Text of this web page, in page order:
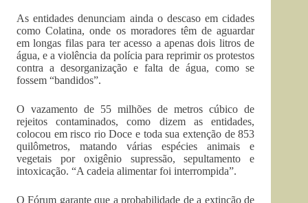
As entidades denunciam ainda o descaso em cidades
como Colatina, onde os moradores têm de aguardar
em longas filas para ter acesso a apenas dois litros de
água, e a violência da polícia para reprimir os protestos
contra a desorganização e falta de água, como se
fossem “bandidos”.
O vazamento de 55 milhões de metros cúbico de
rejeitos contaminados, como dizem as entidades,
colocou em risco rio Doce e toda sua extenção de 853
quilômetros, matando várias espécies animais e
vegetais por oxigênio supressão, sepultamento e
intoxicação. “A cadeia alimentar foi interrompida”.
O Fórum garante que a probabilidade de a extinção de